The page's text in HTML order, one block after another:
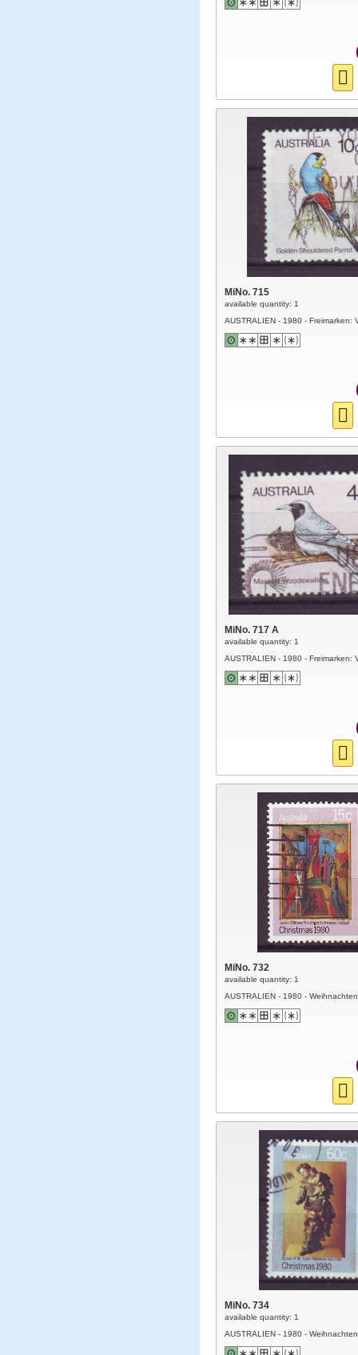
MiNo. 715
available quantity: 1
AUSTRALIEN - 1980 - Freimarken:
MiNo. 717 A
available quantity: 1
AUSTRALIEN - 1980 - Freimarken:
MiNo. 732
available quantity: 1
AUSTRALIEN - 1980 - Weihnachten
MiNo. 734
available quantity: 1
AUSTRALIEN - 1980 - Weihnachten